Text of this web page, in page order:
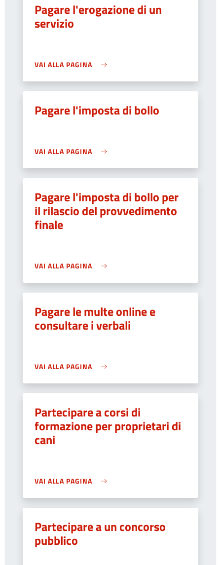
Pagare l'erogazione di un
servizio
VAI ALLA PAGINA
Pagare l'imposta di bollo
VAI ALLA PAGINA
Pagare l'imposta di bollo per
il rilascio del provvedimento
finale
VAI ALLA PAGINA
Pagare le multe online e
consultare i verbali
VAI ALLA PAGINA
Partecipare a corsi di
formazione per proprietari di
cani
VAI ALLA PAGINA
Partecipare a un concorso
pubblico